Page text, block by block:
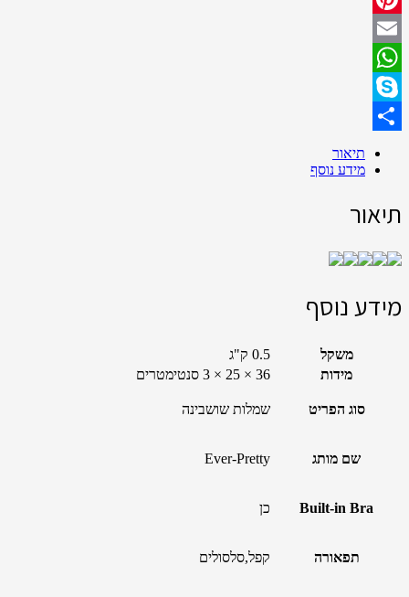
Pinterest
Email
WhatsApp
Skype
תיאור
מידע נוסף
תיאור
מידע נוסף
משקל
0.5 ק"ג
מידות
36 × 25 × 3 סנטימטרים
סוג הפריט שמלות שושבינה
שם מותג Ever-Pretty
Built-in Bra כן
תפאורה קפל,סלסולים